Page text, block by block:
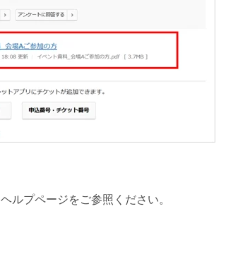
ルプページをご参照ください。